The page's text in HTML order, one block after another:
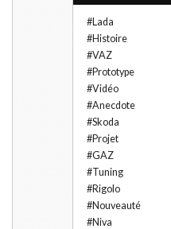
#Lada
#Histoire
#VAZ
#Prototype
#Vidéo
#Anecdote
#Skoda
#Projet
#GAZ
#Tuning
#Rigolo
#Nouveauté
#Niva